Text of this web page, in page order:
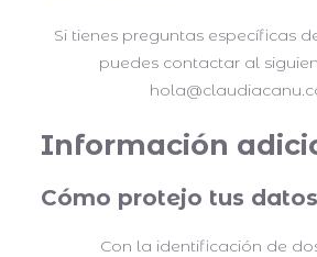
Si tienes preguntas específicas
puedes contactar al
Información
Cómo protejo tus datos
Con la identificación de